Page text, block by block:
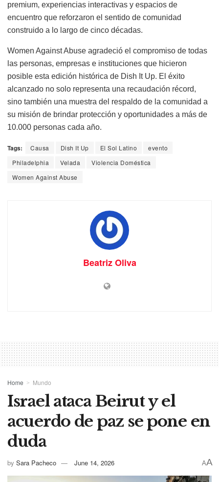
premium, experiencias interactivas y espacios de
encuentro que reforzaron el sentido de comunidad
construido a lo largo de cinco décadas.
Women Against Abuse agradeció el compromiso de todas
las personas, empresas e instituciones que hicieron
posible esta edición histórica de Dish It Up. El éxito
alcanzado no solo representa una recaudación récord,
sino también una muestra del respaldo de la comunidad a
su misión de brindar protección y oportunidades a más de
10.000 personas cada año.
Tags: Causa Dish It Up El Sol Latino
evento
Philadelphia
Velada
Violencia Doméstica
Women Against Abuse
Beatriz Oliva
Home Mundo
Israel ataca Beirut y el
acuerdo de paz se pone en
duda
by Sara Pacheco June 14, 2026 AA